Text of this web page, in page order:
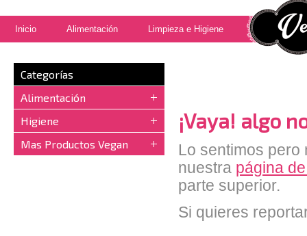
Inicio Alimentación Limpieza e Higiene
Categorías
Alimentación
Higiene
Mas Productos Vegan
¡Vaya! algo
Lo sentimos pero
nuestra página
parte superior.
Si quieres